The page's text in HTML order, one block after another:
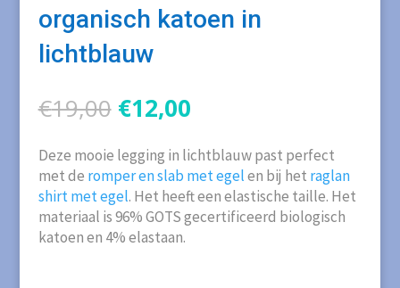
organisch katoen in
lichtblauw
€19,00 Oorspronkelijke
prijs
was:
€19,00.
€12,00Huidige
is:
€12,00.
Deze mooie legging in lichtblauw past perfect
met de romper en slab met egelen bij het raglan
shirt met egel. Het heeft een elastische taille. Het
materiaal is 96% GOTS gecertificeerd biologisch
katoen en 4% elastaan.